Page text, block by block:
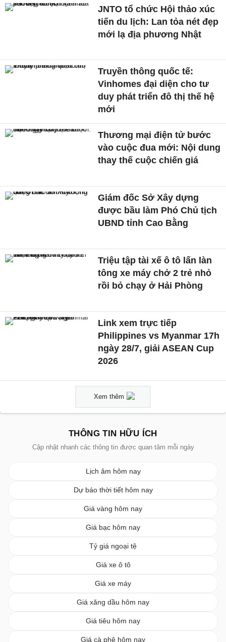
JNTO tổ chức Hội thảo xúc
tiến du lịch: Lan tỏa nét đẹp
mới lạ địa phương Nhật
Truyền thông quốc tế:
Vinhomes đại diện cho tư
duy phát triển đô thị thế hệ
mới
Thương mại điện tử bước
vào cuộc đua mới: Nội dung
thay thế cuộc chiến giá
Giám đốc Sở Xây dựng
được bầu làm Phó Chủ tịch
UBND tỉnh Cao Bằng
Triệu tập tài xế ô tô lấn làn
tông xe máy chở 2 trẻ nhỏ
rồi bỏ chạy ở Hải Phòng
Link xem trực tiếp
Philippines vs Myanmar 17h
ngày 28/7, giải ASEAN Cup
2026
Xem thêm
THÔNG TIN HỮU ÍCH
Cập nhật nhanh các thông tin được quan tâm mỗi ngày
Lịch âm hôm nay
Dự báo thời tiết hôm nay
Giá vàng hôm nay
Giá bạc hôm nay
Tỷ giá ngoại tệ
Giá xe ô tô
Giá xe máy
Giá xăng dầu hôm nay
Giá tiêu hôm nay
Giá cà phê hôm nay